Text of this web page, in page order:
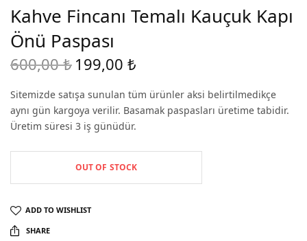
Kahve Fincanı Temalı Kauçuk Kapı
Önü Paspası
600,00₺ Original
was:
600,00 ₺.
199,00₺
199,00 ₺.
Sitemizde satışa sunulan tüm ürünler aksi belirtilmedikçe
aynı gün kargoya verilir. Basamak paspasları üretime tabidir.
Üretim süresi 3 iş günüdür.
OUT OF STOCK
ADD TO WISHLIST
SHARE